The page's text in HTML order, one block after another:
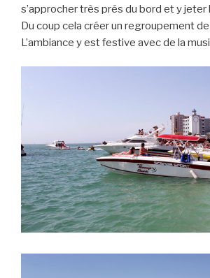
s’approcher très prés du bord et y jeter
Du coup cela créer un regroupement
L’ambiance y est festive avec de la